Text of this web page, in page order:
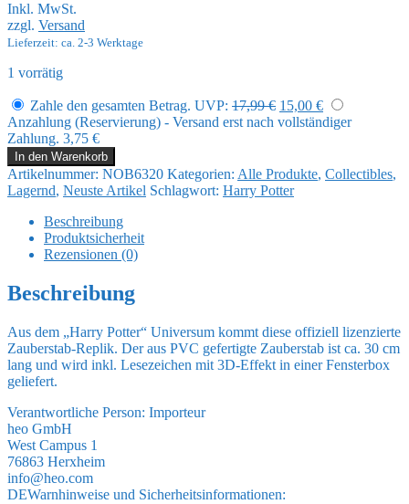
17,99 €
Inkl. MwSt.
zzgl. Versand
Lieferzeit: ca. 2-3 Werktage
1 vorrätig
Zahle den gesamten Betrag. UVP: 17,99€ Ursprünglicher
Preis
15,00 €Aktueller
Preis
Anzahlung (Reservierung) - Versand erst nach vollständiger
Zahlung. 3,75 €
Harry
Potter
PVC
Zauberstab-
Replik
Neville
Longbottom
cm
Menge
In den Warenkorb
Artikelnummer: NOB6320 Kategorien: Alle Produkte, Collectibles,
Lagernd, Neuste Artikel Schlagwort: Harry Potter
Beschreibung
Produktsicherheit
Rezensionen (0)
Beschreibung
Aus dem „Harry Potter“ Universum kommt diese offiziell lizenzierte
Zauberstab-Replik. Der aus PVC gefertigte Zauberstab ist ca. 30 cm
lang und wird inkl. Lesezeichen mit 3D-Effekt in einer Fensterbox
geliefert.
Verantwortliche Person: Importeur
heo GmbH
West Campus 1
76863 Herxheim
info@heo.com
DEWarnhinweise und Sicherheitsinformationen: